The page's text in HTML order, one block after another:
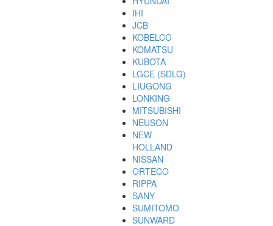
IHI
JCB
KOBELCO
KOMATSU
KUBOTA
LGCE (SDLG)
LIUGONG
LONKING
MITSUBISHI
NEUSON
NEW
HOLLAND
NISSAN
ORTECO
RIPPA
SANY
SUMITOMO
SUNWARD